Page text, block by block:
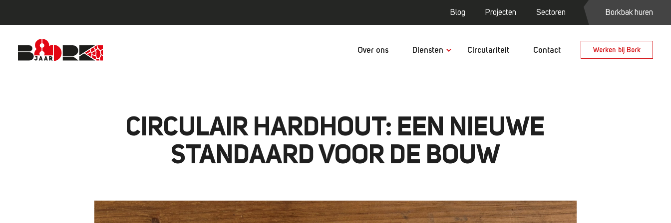
Blog Projecten Sectoren Borkbak huren
Over ons Diensten Circulariteit Contact Werken bij Bork
CIRCULAIR HARDHOUT: EEN NIEUWE
STANDAARD VOOR DE BOUW